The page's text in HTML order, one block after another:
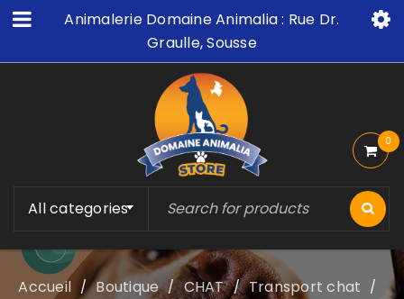
Animalerie Domaine Animalia : Rue Dr.
Graulle, Sousse
All categories
0
Accueil / Boutique / CHAT / Transport chat /